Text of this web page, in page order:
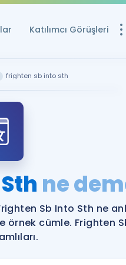
Katılımcı Görüşleri
Ücretsiz
YDS ve YÖKDİL
YDS ve YÖKDİL
YDS ve YÖKDİL'e
frighten sb into sth
ne
Sb Into Sth ne
örnek cümle. Frighten